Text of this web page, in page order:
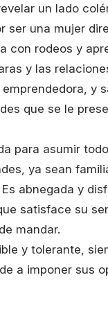
un lado
ser una mujer
con rodeos y
y las
y
que se le
para asumir
ya sean
abnegada y
satisface su
mandar.
y tolerante,
a imponer sus